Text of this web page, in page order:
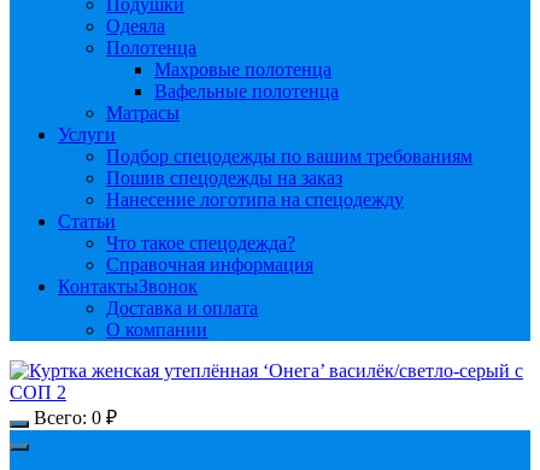
Подушки
Одеяла
Полотенца
Махровые полотенца
Вафельные полотенца
Матрасы
Услуги
Подбор спецодежды по вашим требованиям
Пошив спецодежды на заказ
Нанесение логотипа на спецодежду
Статьи
Что такое спецодежда?
Справочная информация
КонтактыЗвонок
Доставка и оплата
О компании
Всего: 0 ₽